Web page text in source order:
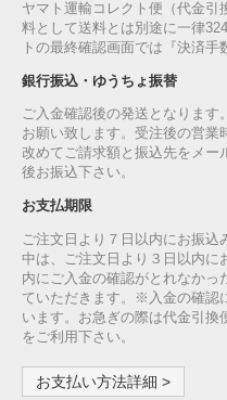
ヤマト運輸コレクト便（代金引
料として送料とは別途に一律
トの最終確認画面では『決済手
銀行振込・ゆうちょ振替
ご入金確認後の発送となります
お願い致します。受注後の営業
改めてご請求額と振込先をメー
後お振込下さい。
お支払期限
ご注文日より７日以内にお振
中は、ご注文日より３日以内
内にご入金の確認がとれなかっ
ていただきます。※入金の確認
います。お急ぎの際は代金引換
をご利用下さい。
お支払い方法詳細 >